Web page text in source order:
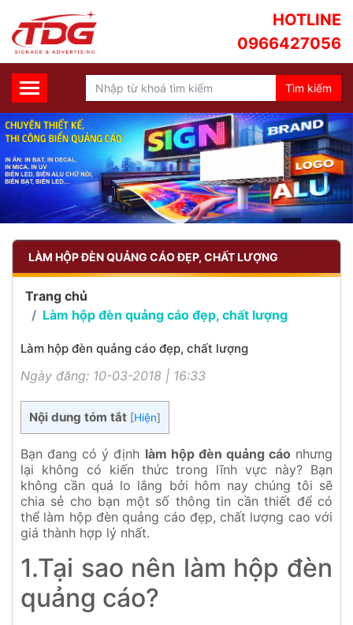
HOTLINE
0966427056
LÀM HỘP ĐÈN QUẢNG CÁO ĐẸP, CHẤT LƯỢNG
Trang chủ
Làm hộp đèn quảng cáo đẹp, chất lượng
Làm hộp đèn quảng cáo đẹp, chất lượng
Ngày đăng: 10-03-2018 | 16:33
Nội dung tóm tắt [Hiện]
Bạn đang có ý định làm hộp đèn quảng cáo nhưng
lại không có kiến thức trong lĩnh vực này? Bạn
không cần quá lo lắng bởi hôm nay chúng tôi sẽ
chia sẻ cho bạn một số thông tin cần thiết để có
thể làm hộp đèn quảng cáo đẹp, chất lượng cao với
giá thành hợp lý nhất.
1.Tại sao nên làm hộp đèn
quảng cáo?